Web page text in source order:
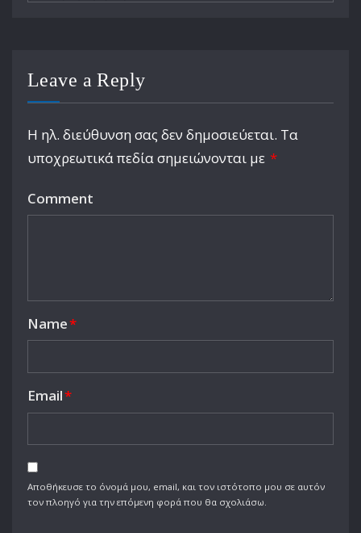
Leave a Reply
Η ηλ. διεύθυνση σας δεν δημοσιεύεται. Τα
υποχρεωτικά πεδία σημειώνονται με *
Comment
Name*
Email*
Αποθήκευσε το όνομά μου, email, και τον ιστότοπο μου σε αυτόν
τον πλοηγό για την επόμενη φορά που θα σχολιάσω.